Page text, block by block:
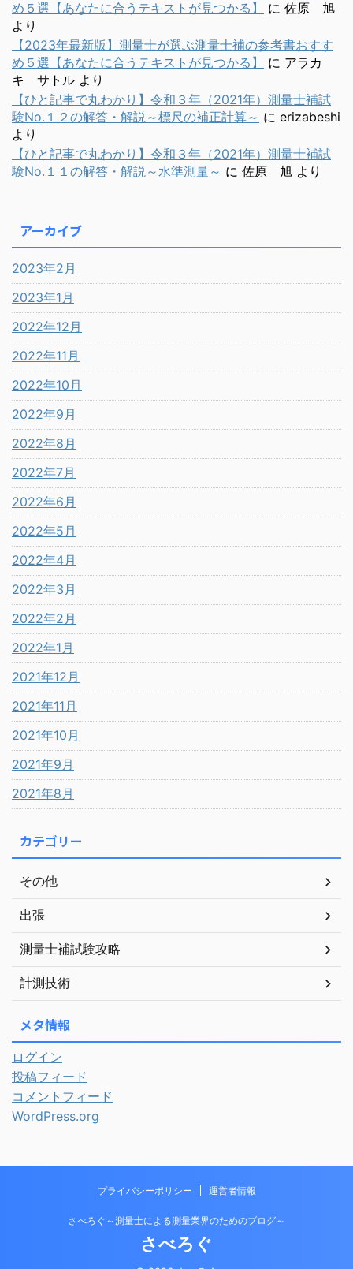
め５選【あなたに合うテキストが見つかる】
に 佐原 旭
より
【2023年最新版】測量士が選ぶ測量士補の参考書おすす
め５選【あなたに合うテキストが見つかる】
に アラカ
キ サトル より
【ひと記事で丸わかり】令和３年（2021年）測量士補試
験No.１２の解答・解説～標尺の補正計算～ に erizabeshi
より
【ひと記事で丸わかり】令和３年（2021年）測量士補試
験No.１１の解答・解説～水準測量～ に 佐原 旭 より
アーカイブ
2023年2月
2023年1月
2022年12月
2022年11月
2022年10月
2022年9月
2022年8月
2022年7月
2022年6月
2022年5月
2022年4月
2022年3月
2022年2月
2022年1月
2021年12月
2021年11月
2021年10月
2021年9月
2021年8月
カテゴリー
その他
出張
測量士補試験攻略
計測技術
メタ情報
ログイン
投稿フィード
コメントフィード
WordPress.org
プライバシーポリシー 運営者情報
さべろぐ～測量士による測量業界のためのブログ～
さべろぐ